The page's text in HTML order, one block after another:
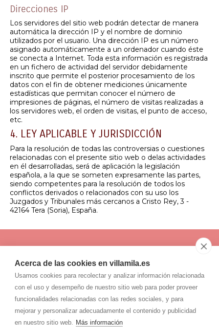
Acerca de las cookies en villamila.es
Usamos cookies para recolectar y analizar información relacionada
con el uso y desempeño de nuestro sitio web para poder proveer
funcionalidades relacionadas con las redes sociales, y para
mejorar y personalizar adecuadamente el contenido y publicidad
en nuestro sitio web. Más información
Direcciones IP
Los servidores del sitio web podrán detectar de manera
automática la dirección IP y el nombre de dominio
utilizados por el usuario. Una dirección IP es un número
asignado automáticamente a un ordenador cuando éste
se conecta a Internet. Toda esta información es registrada
en un fichero de actividad del servidor debidamente
inscrito que permite el posterior procesamiento de los
datos con el fin de obtener mediciones únicamente
estadísticas que permitan conocer el número de
impresiones de páginas, el número de visitas realizadas a
los servidores web, el orden de visitas, el punto de acceso,
etc.
4. LEY APLICABLE Y JURISDICCIÓN
Para la resolución de todas las controversias o cuestiones
relacionadas con el presente sitio web o delas actividades
en él desarrolladas, será de aplicación la legislación
española, a la que se someten expresamente las partes,
siendo competentes para la resolución de todos los
conflictos derivados o relacionados con su uso los
Juzgados y Tribunales más cercanos a Cristo Rey, 3 -
42164 Tera (Soria), España.
690956534 645607034
villamila@hotmail.es
Dirección
Cristo Rey, 3
42164 - Tera (Soria)